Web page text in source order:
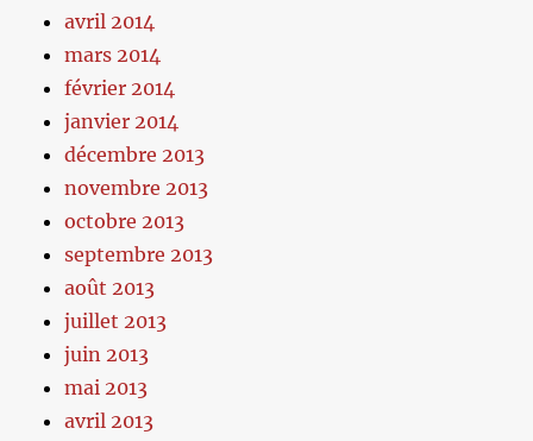
avril 2014
mars 2014
février 2014
janvier 2014
décembre 2013
novembre 2013
octobre 2013
septembre 2013
août 2013
juillet 2013
juin 2013
mai 2013
avril 2013